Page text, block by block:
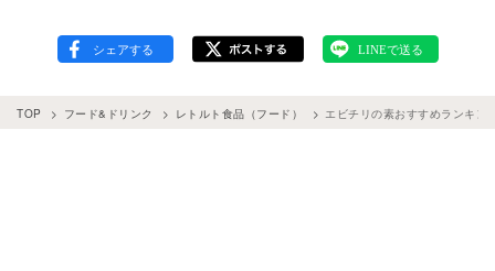
TOP フード&ドリンク レトルト食品（フード） エビチリの素おすすめランキン